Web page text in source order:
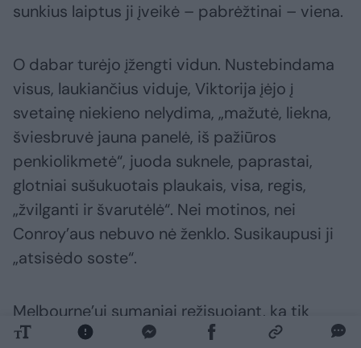
sunkius laiptus ji įveikė – pabrėžtinai – viena.
O dabar turėjo įžengti vidun. Nustebindama
visus, laukiančius viduje, Viktorija įėjo į
svetainę niekieno nelydima, „mažutė, liekna,
šviesbruvė jauna panelė, iš pažiūros
penkiolikmetė“, juoda suknele, paprastai,
glotniai sušukuotais plaukais, visa, regis,
„žvilganti ir švarutėlė“. Nei motinos, nei
Conroy’aus nebuvo nė ženklo. Susikaupusi ji
„atsisėdo soste“.
Melbourne’ui sumaniai režisuojant, ką tik
įvyko nepaprastas virsmas. Tuomet manyta,